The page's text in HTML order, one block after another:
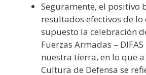
Seguramente, el positivo
resultados efectivos de lo
supuesto la celebración
Fuerzas Armadas –
nuestra tierra, en lo que
Cultura de Defensa se